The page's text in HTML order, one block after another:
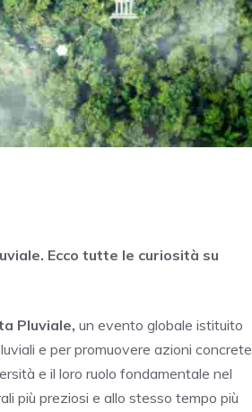
Ecco tutte le curiosità su
Pluviale, un evento globale istituito
e per promuovere azioni concrete
e il loro ruolo fondamentale nel
più preziosi e allo stesso tempo più